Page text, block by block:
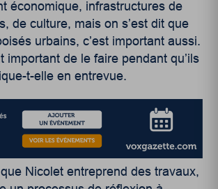
économique, infrastructures de
de culture, mais on s’est dit que
urbains, c’est important aussi.
important de le faire pendant qu’ils
t-elle en entrevue.
Nicolet entreprend des travaux,